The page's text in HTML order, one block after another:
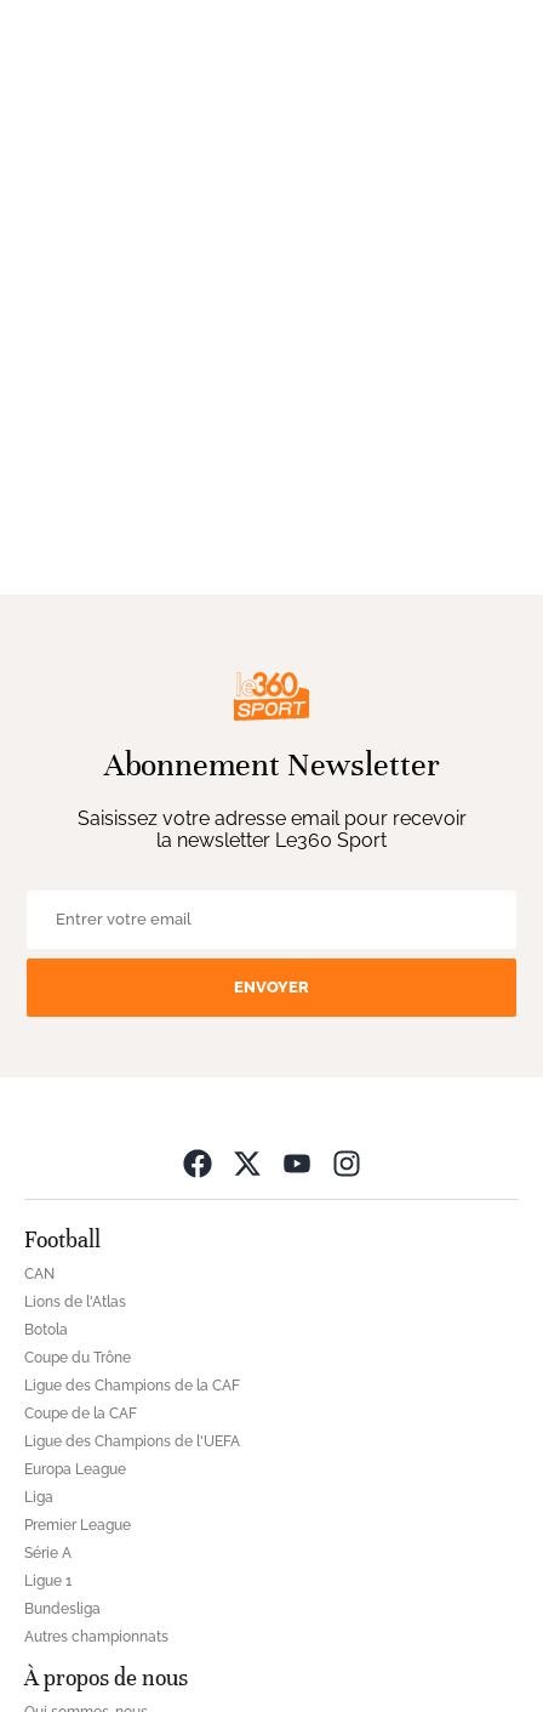
Abonnement Newsletter
Saisissez votre adresse email pour recevoir
la newsletter Le360 Sport
ENVOYER
Football
CAN
Lions de l'Atlas
Botola
Coupe du Trône
Ligue des Champions de la CAF
Coupe de la CAF
Ligue des Champions de l'UEFA
Europa League
Liga
Premier League
Série A
Ligue 1
Bundesliga
Autres championnats
À propos de nous